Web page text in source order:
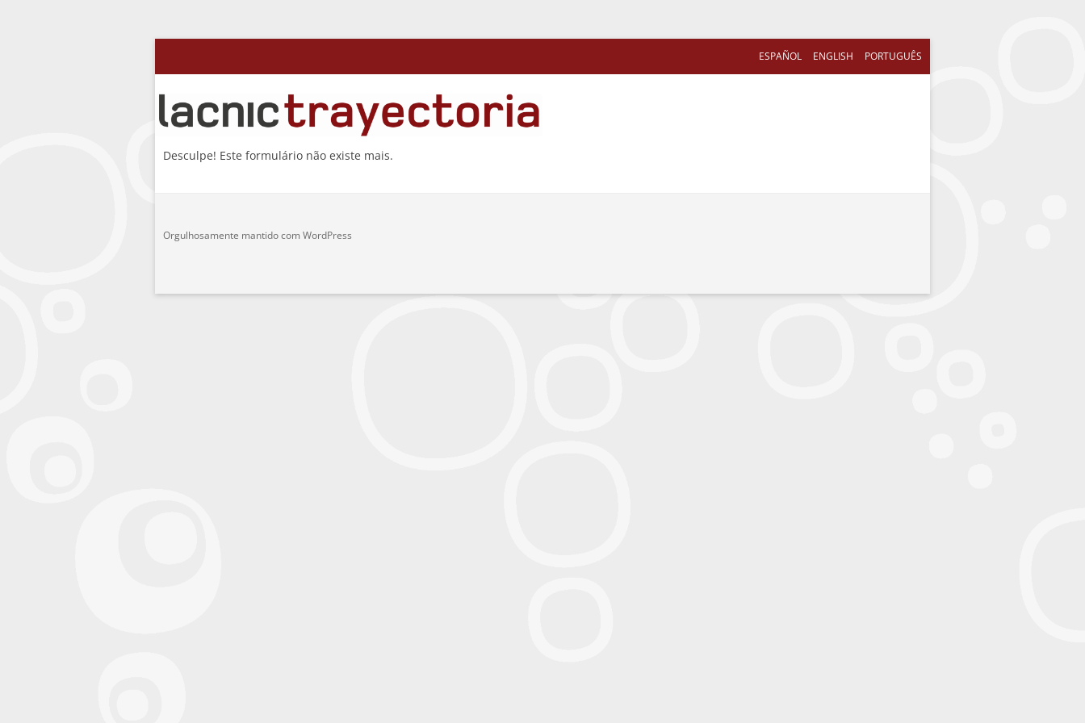
Pular
conteúdo
ESPAÑOL ENGLISH PORTUGUÊS
Desculpe! Este formulário não existe mais.
Orgulhosamente mantido com WordPress